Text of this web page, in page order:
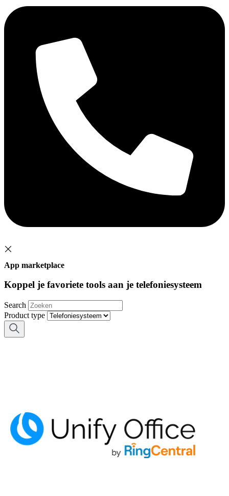
App marketplace
Koppel je favoriete tools aan je telefoniesysteem
Search
Product type